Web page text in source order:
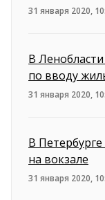
31 января 2020,
В
по вводу
31 января 2020,
В
на вокзале
31 января 2020,